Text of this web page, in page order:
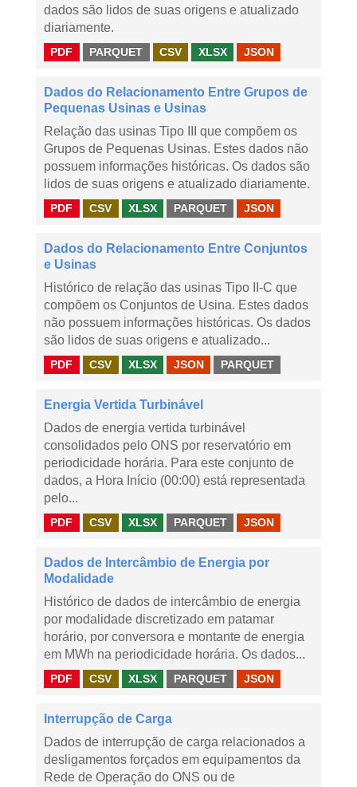
dados são lidos de suas origens e atualizado
diariamente.
PDF PARQUET CSV XLSX JSON
Dados do Relacionamento Entre Grupos de
Pequenas Usinas e Usinas
Relação das usinas Tipo III que compõem os
Grupos de Pequenas Usinas. Estes dados não
possuem informações históricas. Os dados são
lidos de suas origens e atualizado diariamente.
PDF CSV XLSX PARQUET JSON
Dados do Relacionamento Entre Conjuntos
e Usinas
Histórico de relação das usinas Tipo II-C que
compõem os Conjuntos de Usina. Estes dados
não possuem informações históricas. Os dados
são lidos de suas origens e atualizado...
PDF CSV XLSX JSON PARQUET
Energia Vertida Turbinável
Dados de energia vertida turbinável
consolidados pelo ONS por reservatório em
periodicidade horária. Para este conjunto de
dados, a Hora Início (00:00) está representada
pelo...
PDF CSV XLSX PARQUET JSON
Dados de Intercâmbio de Energia por
Modalidade
Histórico de dados de intercâmbio de energia
por modalidade discretizado em patamar
horário, por conversora e montante de energia
em MWh na periodicidade horária. Os dados...
PDF CSV XLSX PARQUET JSON
Interrupção de Carga
Dados de interrupção de carga relacionados a
desligamentos forçados em equipamentos da
Rede de Operação do ONS ou de